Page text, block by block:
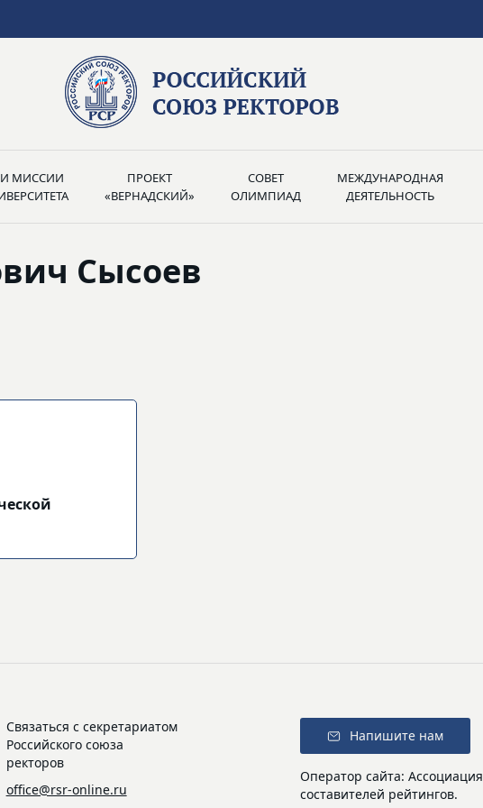
МИССИИ
ПРОЕКТ
«ВЕРНАДСКИЙ»
СОВЕТ
ОЛИМПИАД
МЕЖДУНАРОДНАЯ
ДЕЯТЕЛЬНОСТЬ
Сысоев
Связаться с секретариатом
Российского союза
ректоров
office@rsr-online.ru
Напишите нам
Оператор сайта: Ассоциация
составителей рейтингов.